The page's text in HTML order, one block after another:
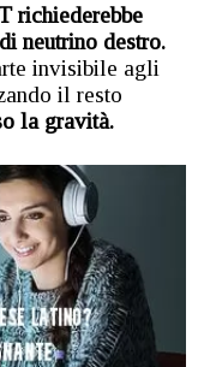
richiederebbe
neutrino destro.
invisibile agli
il resto
la gravità.